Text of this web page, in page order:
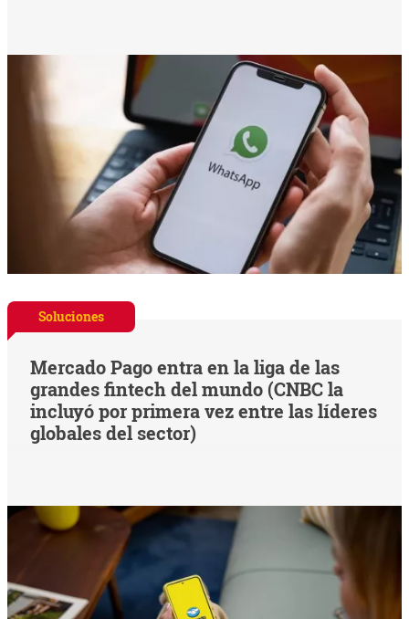
Soluciones
Mercado Pago entra en la liga de las
grandes fintech del mundo (CNBC la
incluyó por primera vez entre las líderes
globales del sector)